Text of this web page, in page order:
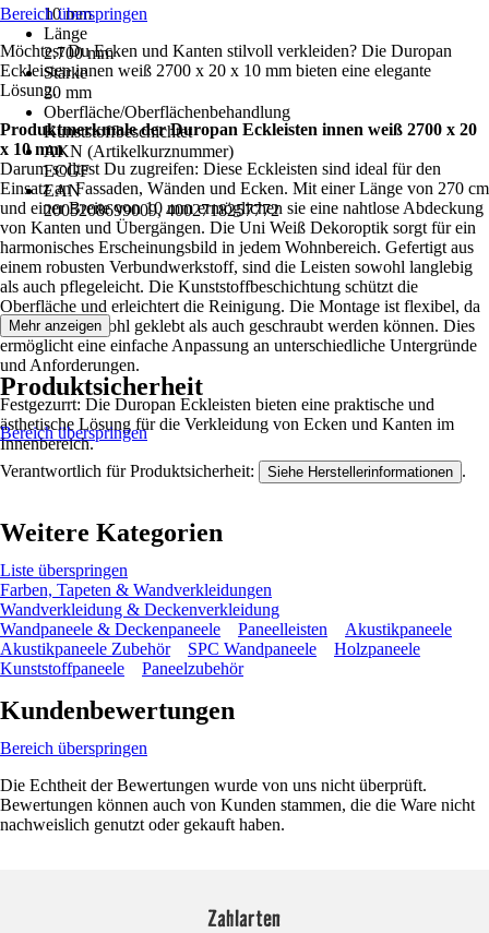
10 mm
Länge
2.700 mm
Stärke
20 mm
Oberfläche/Oberflächenbehandlung
Kunststoffbeschichtet
AKN (Artikelkurznummer)
ECGF
EAN
2005208699009, 4002718257772
Bereich überspringen
Möchtest Du Ecken und Kanten stilvoll verkleiden? Die Duropan
Eckleisten innen weiß 2700 x 20 x 10 mm bieten eine elegante
Lösung.
Produktmerkmale der Duropan Eckleisten innen weiß 2700 x 20
x 10 mm
Darum solltest Du zugreifen: Diese Eckleisten sind ideal für den
Einsatz an Fassaden, Wänden und Ecken. Mit einer Länge von 270 cm
und einer Breite von 10 mm ermöglichen sie eine nahtlose Abdeckung
von Kanten und Übergängen. Die Uni Weiß Dekoroptik sorgt für ein
harmonisches Erscheinungsbild in jedem Wohnbereich. Gefertigt aus
einem robusten Verbundwerkstoff, sind die Leisten sowohl langlebig
als auch pflegeleicht. Die Kunststoffbeschichtung schützt die
Oberfläche und erleichtert die Reinigung. Die Montage ist flexibel, da
die Leisten sowohl geklebt als auch geschraubt werden können. Dies
ermöglicht eine einfache Anpassung an unterschiedliche Untergründe
und Anforderungen.
Festgezurrt: Die Duropan Eckleisten bieten eine praktische und
ästhetische Lösung für die Verkleidung von Ecken und Kanten im
Innenbereich.
Mehr anzeigen
Produktsicherheit
Bereich überspringen
Verantwortlich für Produktsicherheit: Siehe Herstellerinformationen .
Weitere Kategorien
Liste überspringen
Farben, Tapeten & Wandverkleidungen
Wandverkleidung & Deckenverkleidung
Wandpaneele & Deckenpaneele
Paneelleisten
Akustikpaneele
Akustikpaneele Zubehör
SPC Wandpaneele
Holzpaneele
Kunststoffpaneele
Paneelzubehör
Kundenbewertungen
Bereich überspringen
Die Echtheit der Bewertungen wurde von uns nicht überprüft.
Bewertungen können auch von Kunden stammen, die die Ware nicht
nachweislich genutzt oder gekauft haben.
Zahlarten